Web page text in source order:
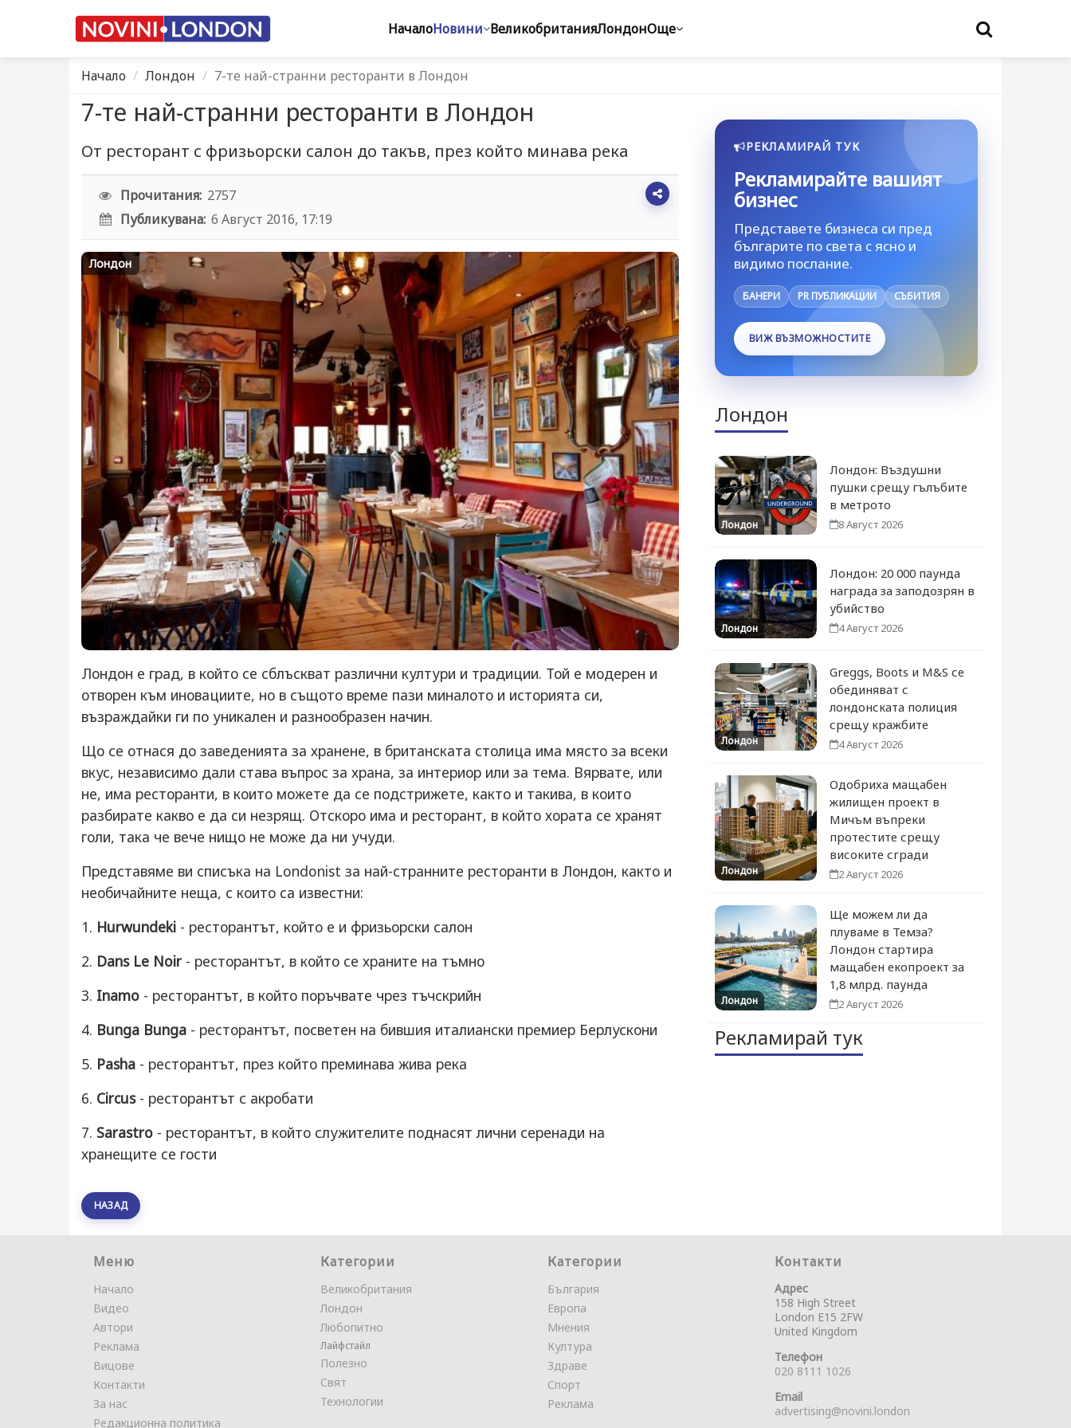
НачалоНовини ВеликобританияЛондонОще
Начало Лондон 7-те най-странни ресторанти в Лондон
7-те най-странни ресторанти в Лондон
От ресторант с фризьорски салон до такъв, през който минава река
Прочитания: 2757
Публикувана: 6 Август 2016, 17:19
Лондон
Лондон е град, в който се сблъскват различни култури и традиции. Той е модерен и
отворен към иновациите, но в същото време пази миналото и историята си,
възраждайки ги по уникален и разнообразен начин.
Що се отнася до заведенията за хранене, в британската столица има място за всеки
вкус, независимо дали става въпрос за храна, за интериор или за тема. Вярвате, или
не, има ресторанти, в които можете да се подстрижете, както и такива, в които
разбирате какво е да си незрящ. Отскоро има и ресторант, в който хората се хранят
голи, така че вече нищо не може да ни учуди.
Представяме ви списъка на Londonist за най-странните ресторанти в Лондон, както и
необичайните неща, с които са известни:
1. Hurwundeki - ресторантът, който е и фризьорски салон
2. Dans Le Noir- ресторантът, в който се храните на тъмно
3. Inamo - ресторантът, в който поръчвате чрез тъчскрийн
4. Bunga Bunga - ресторантът, посветен на бившия италиански премиер Берлускони
5. Pasha - ресторантът, през който преминава жива река
6. Circus- ресторантът с акробати
7. Sarastro - ресторантът, в който служителите поднасят лични серенади на
хранещите се гости
НАЗАД
РЕКЛАМИРАЙ ТУК
Рекламирайте вашият
бизнес
Представете бизнеса си пред
българите по света с ясно и
видимо послание.
БАНЕРИ PR ПУБЛИКАЦИИ СЪБИТИЯ
ВИЖ ВЪЗМОЖНОСТИТЕ
Лондон
Лондон
Лондон: Въздушни
пушки срещу гълъбите
в метрото
8 Август 2026
Лондон
Лондон: 20 000 паунда
награда за заподозрян в
убийство
4 Август 2026
Лондон
Greggs, Boots и M&S се
обединяват с
лондонската полиция
срещу кражбите
4 Август 2026
Лондон
Одобриха мащабен
жилищен проект в
Мичъм въпреки
протестите срещу
високите сгради
2 Август 2026
Лондон
Ще можем ли да
плуваме в Темза?
Лондон стартира
мащабен екопроект за
1,8 млрд. паунда
2 Август 2026
Рекламирай тук
Меню
Начало
Видео
Автори
Реклама
Вицове
Контакти
За нас
Редакционна политика
Категории
Великобритания
Лондон
Любопитно
Лайфстайл
Полезно
Свят
Технологии
Категории
България
Европа
Мнения
Култура
Здраве
Спорт
Реклама
Контакти
Адрес
158 High Street
London E15 2FW
United Kingdom
Телефон
020 8111 1026
Email
advertising@novini.london